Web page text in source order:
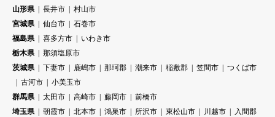
山形県
長井市
村山市
宮城県
仙台市
石巻市
福島県
喜多方市
いわき市
栃木県
那須塩原市
茨城県
下妻市 鹿嶋市 那珂郡 潮来市 稲敷郡 笠間市
つくば市
古河市
小美玉市
群馬県
太田市 高崎市 藤岡市
前橋市
埼玉県
朝霞市 北本市 鴻巣市 所沢市 東松山市 川越市
入間郡